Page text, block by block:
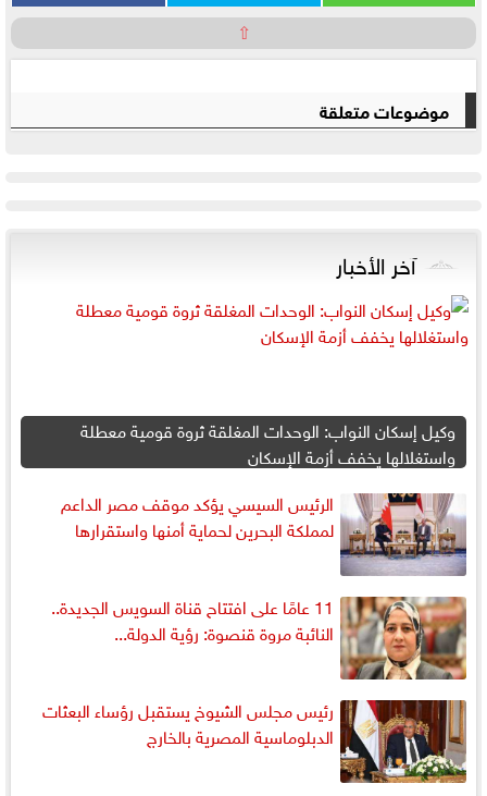
⇧
موضوعات متعلقة
آخر الأخبار
وكيل إسكان النواب: الوحدات المغلقة ثروة قومية معطلة
واستغلالها يخفف أزمة الإسكان
الرئيس السيسي يؤكد موقف مصر الداعم
لمملكة البحرين لحماية أمنها واستقرارها
11 عامًا على افتتاح قناة السويس الجديدة..
النائبة مروة قنصوة: رؤية الدولة...
رئيس مجلس الشيوخ يستقبل رؤساء البعثات
الدبلوماسية المصرية بالخارج